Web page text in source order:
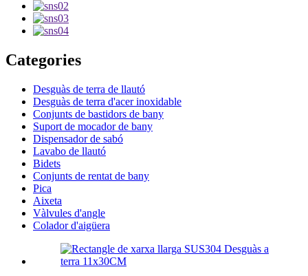
Categories
Desguàs de terra de llautó
Desguàs de terra d'acer inoxidable
Conjunts de bastidors de bany
Suport de mocador de bany
Dispensador de sabó
Lavabo de llautó
Bidets
Conjunts de rentat de bany
Pica
Aixeta
Vàlvules d'angle
Colador d'aigüera